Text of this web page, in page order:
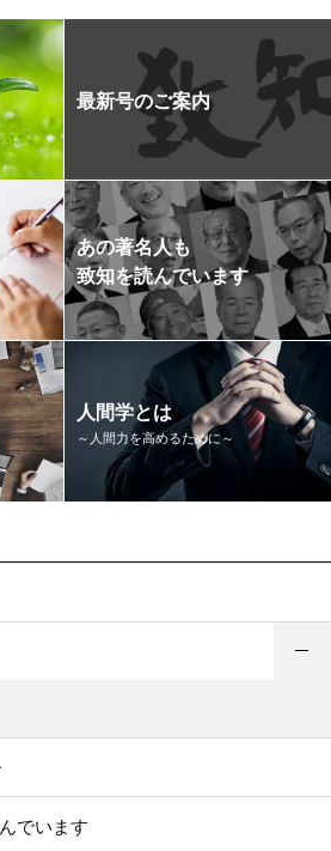
最新号のご案内
あの著名人も
致知を読んでいます
人間学とは
～人間力を高めるために～
でいます